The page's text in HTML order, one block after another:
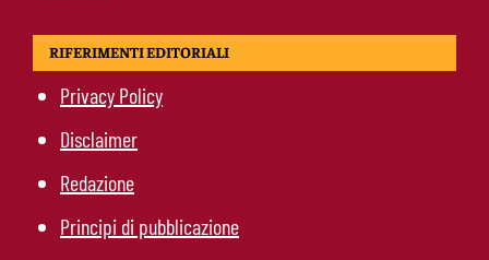
RIFERIMENTI EDITORIALI
Privacy Policy
Disclaimer
Redazione
Principi di pubblicazione